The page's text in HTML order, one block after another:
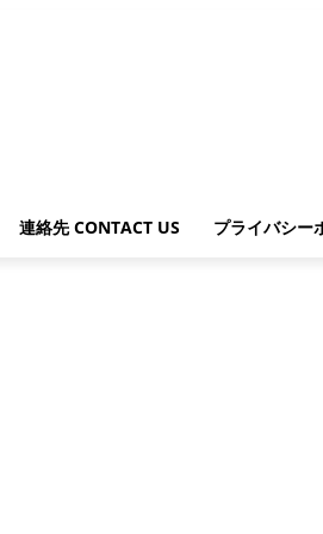
連絡先 CONTACT US プライバシー